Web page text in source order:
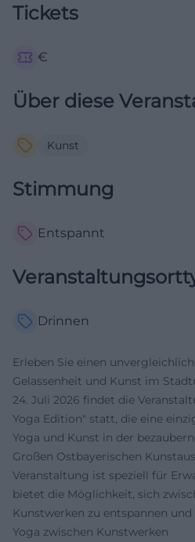
Tickets
€
Über diese
Kunst
Stimmung
Entspannt
Drinnen
Erleben Sie einen
Gelassenheit und Kunst im
24. Juli 2026 findet die
Yoga Edition" statt, die eine
Yoga und Kunst in der
Großen Ostbayerischen
Veranstaltung ist speziell für
bietet die Möglichkeit, sich
Kunstwerken zu entspannen
Yoga zwischen Kunstwerken